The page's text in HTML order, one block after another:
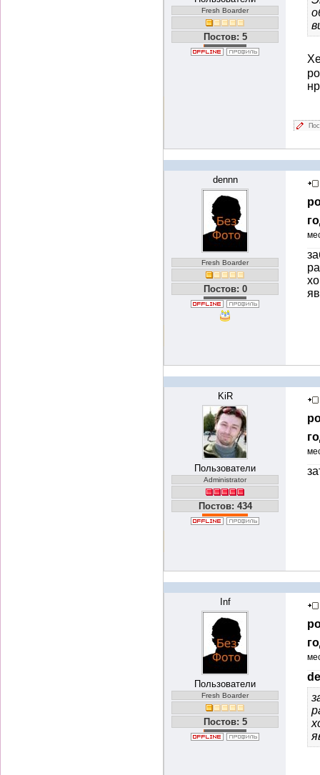
Fresh Boarder
Постов: 5
dennn
Fresh Boarder
Постов: 0
KiR
Пользователи
Administrator
Постов: 434
Inf
Пользователи
Fresh Boarder
Постов: 5